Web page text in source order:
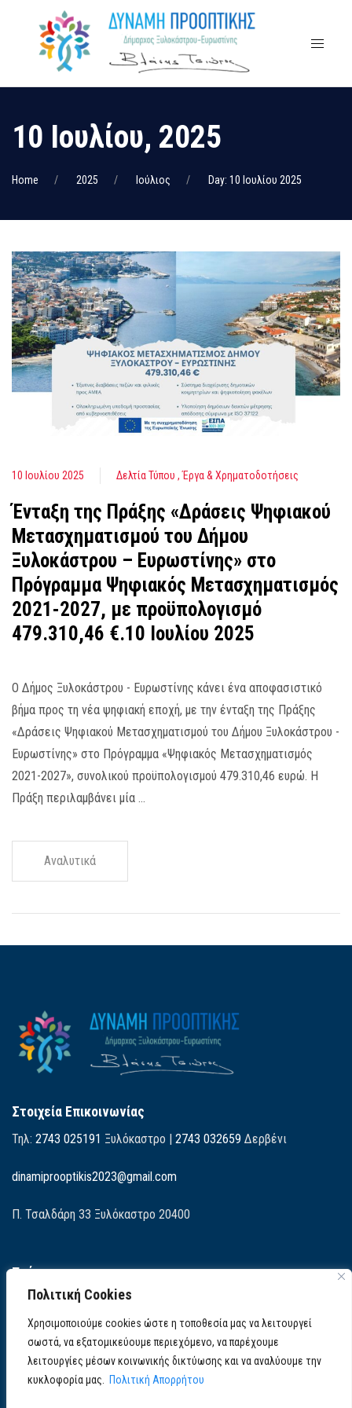
Πολιτική Cookies
Χρησιμοποιούμε cookies ώστε η τοποθεσία μας να λειτουργεί
σωστά, να εξατομικεύουμε περιεχόμενο, να παρέχουμε
λειτουργίες μέσων κοινωνικής δικτύωσης και να αναλύουμε την
κυκλοφορία μας.
Πολιτική Απορρήτου
10 Ιουλίου, 2025
Home 2025 Ιούλιος Day: 10 Ιουλίου 2025
10 Ιουλίου 2025 Δελτία Τύπου Έργα & Χρηματοδοτήσεις
Ένταξη της Πράξης «Δράσεις Ψηφιακού
Μετασχηματισμού του Δήμου
Ξυλοκάστρου – Ευρωστίνης» στο
Πρόγραμμα Ψηφιακός Μετασχηματισμός
2021-2027, με προϋπολογισμό
479.310,46 €.10 Ιουλίου 2025
Ο Δήμος Ξυλοκάστρου - Ευρωστίνης κάνει ένα αποφασιστικό
βήμα προς τη νέα ψηφιακή εποχή, με την ένταξη της Πράξης
«Δράσεις Ψηφιακού Μετασχηματισμού του Δήμου Ξυλοκάστρου -
Ευρωστίνης» στο Πρόγραμμα «Ψηφιακός Μετασχηματισμός
2021-2027», συνολικού προϋπολογισμού 479.310,46 ευρώ. Η
Πράξη περιλαμβάνει μία …
Αναλυτικά
Στοιχεία Επικοινωνίας
Τηλ: 2743 025191 Ξυλόκαστρο | 2743 032659 Δερβένι
dinamiprooptikis2023@gmail.com
Π. Τσαλδάρη 33 Ξυλόκαστρο 20400
Πρόγραμμα
Οι 9 Βασικοί Άξονες του Προγράμματός μας. Έχετε ακόμα τη
δυνατότητα να κατεβάσετε το πρόγραμμα σε αρχείο pdf.
©2023 Τσιώτος Βλάσης - Δύναμη Προοποτικής | Developed by